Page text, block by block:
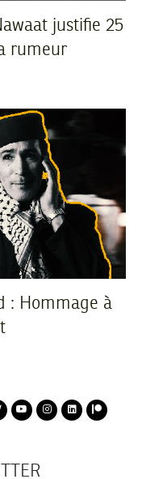
justifie 25
rumeur
: Hommage à